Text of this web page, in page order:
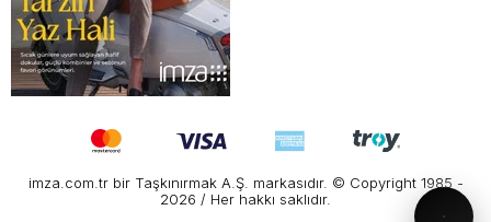
imza.com.tr bir Taşkınırmak A.Ş. markasıdır. © Copyright 1985 -
2026 / Her hakkı saklıdır.